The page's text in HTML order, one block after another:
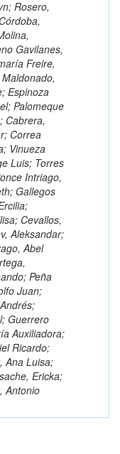
Rosero,
Gavilanes,
Freire,
Espinoza
Palomeque
Cabrera,
Correa
Vinueza
Luis; Torres
Intriago,
Gallegos
Cevallos,
Aleksandar;
Abel
Peña
Juan;
Guerrero
Auxiliadora;
Ricardo;
Ana Luisa;
Ericka;
Antonio